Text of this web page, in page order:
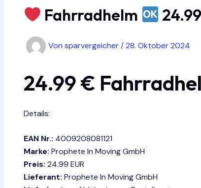
Fahrradhelm
Von sparvergeicher /28. Oktober 2024
24.99 €
Details:
EAN Nr.: 4009208081121
Marke: Prophete In Moving GmbH
Preis: 24.99 EUR
Lieferant: Prophete In Moving GmbH